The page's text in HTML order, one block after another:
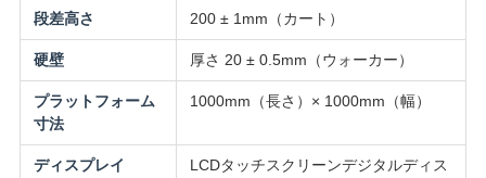
い
VR
SHOW
段差高さ 200 ± 1mm（カート）
硬壁 厚さ 20 ± 0.5mm（ウォーカー）
プラットフォーム
寸法
1000mm（長さ）× 1000mm（幅）
ディスプレイ
LCDタッチスクリーンデジタルディス